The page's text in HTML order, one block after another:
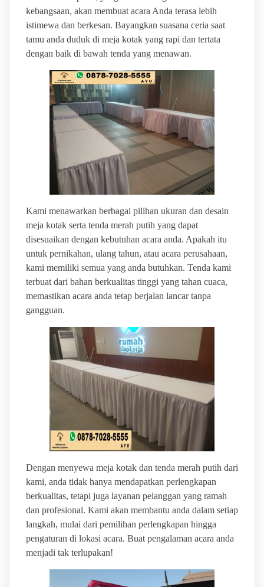
kebangsaan, akan membuat acara Anda terasa lebih
istimewa dan berkesan. Bayangkan suasana ceria saat
tamu anda duduk di meja kotak yang rapi dan tertata
dengan baik di bawah tenda yang menawan.
Kami menawarkan berbagai pilihan ukuran dan desain
meja kotak serta tenda merah putih yang dapat
disesuaikan dengan kebutuhan acara anda. Apakah itu
untuk pernikahan, ulang tahun, atau acara perusahaan,
kami memiliki semua yang anda butuhkan. Tenda kami
terbuat dari bahan berkualitas tinggi yang tahan cuaca,
memastikan acara anda tetap berjalan lancar tanpa
gangguan.
Dengan menyewa meja kotak dan tenda merah putih dari
kami, anda tidak hanya mendapatkan perlengkapan
berkualitas, tetapi juga layanan pelanggan yang ramah
dan profesional. Kami akan membantu anda dalam setiap
langkah, mulai dari pemilihan perlengkapan hingga
pengaturan di lokasi acara. Buat pengalaman acara anda
menjadi tak terlupakan!